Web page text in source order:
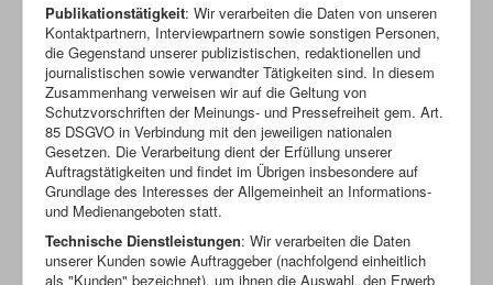
Publikationstätigkeit: Wir verarbeiten die Daten von unseren
Kontaktpartnern, Interviewpartnern sowie sonstigen Personen,
die Gegenstand unserer publizistischen, redaktionellen und
journalistischen sowie verwandter Tätigkeiten sind. In diesem
Zusammenhang verweisen wir auf die Geltung von
Schutzvorschriften der Meinungs- und Pressefreiheit gem. Art.
85 DSGVO in Verbindung mit den jeweiligen nationalen
Gesetzen. Die Verarbeitung dient der Erfüllung unserer
Auftragstätigkeiten und findet im Übrigen insbesondere auf
Grundlage des Interesses der Allgemeinheit an Informations-
und Medienangeboten statt.
Technische Dienstleistungen: Wir verarbeiten die Daten
unserer Kunden sowie Auftraggeber (nachfolgend einheitlich
als "Kunden" bezeichnet), um ihnen die Auswahl, den Erwerb